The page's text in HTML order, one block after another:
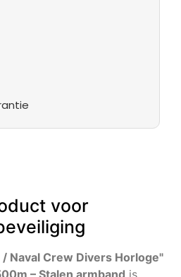
voor
Naval Crew Divers Horloge"